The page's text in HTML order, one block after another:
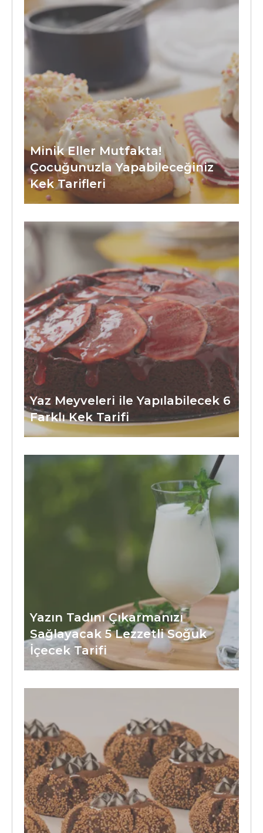
Minik Eller Mutfakta!
Çocuğunuzla Yapabileceğiniz
Kek Tarifleri
Yaz Meyveleri ile Yapılabilecek 6
Farklı Kek Tarifi
Yazın Tadını Çıkarmanızı
Sağlayacak 5 Lezzetli Soğuk
İçecek Tarifi